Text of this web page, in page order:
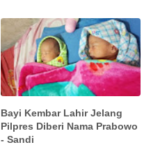
Bayi Kembar Lahir Jelang
Pilpres Diberi Nama Prabowo
- Sandi